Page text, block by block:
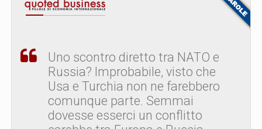
Uno scontro diretto tra NATO e
Russia? Improbabile, visto che
Usa e Turchia non ne farebbero
comunque parte. Semmai
dovesse esserci un conflitto